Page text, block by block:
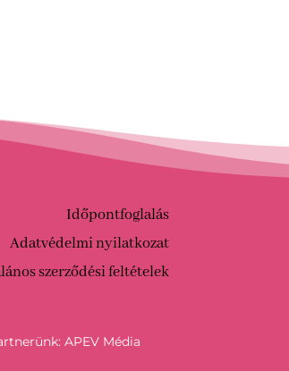
Időpontfoglalás
Adatvédelmi nyilatkozat
szerződési feltételek
APEV Média